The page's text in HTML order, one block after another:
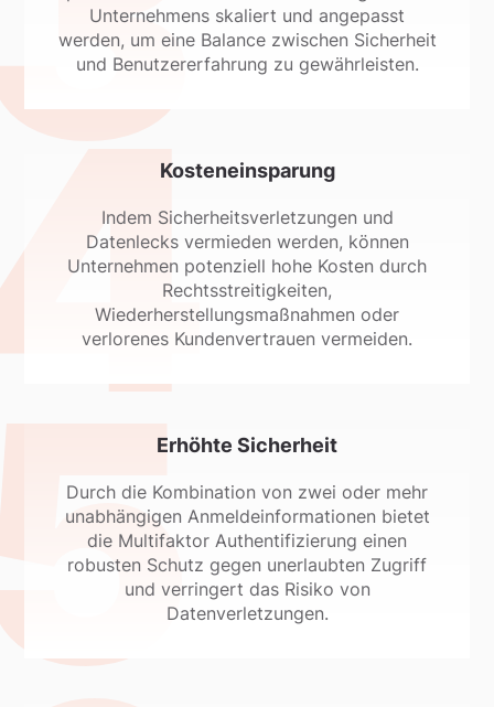
Unternehmens skaliert und angepasst
werden, um eine Balance zwischen Sicherheit
und Benutzererfahrung zu gewährleisten.
Kosteneinsparung
Indem Sicherheitsverletzungen und
Datenlecks vermieden werden, können
Unternehmen potenziell hohe Kosten durch
Rechtsstreitigkeiten,
Wiederherstellungsmaßnahmen oder
verlorenes Kundenvertrauen vermeiden.
Erhöhte Sicherheit
Durch die Kombination von zwei oder mehr
unabhängigen Anmeldeinformationen bietet
die Multifaktor Authentifizierung einen
robusten Schutz gegen unerlaubten Zugriff
und verringert das Risiko von
Datenverletzungen.